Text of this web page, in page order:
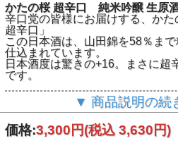
かたの桜 超辛口 純米吟醸 生原
辛口党の皆様にお届けする、か
超辛口」
この日本酒は、山田錦を58％ま
仕込まれています。
日本酒度は驚きの+16。まさに超
です。
- キレのある辛口：一口飲むと、
広がり
すっきりとした後味が楽しめます
▼ 商品説明の続
価格:3,300円(税込 3,630円)